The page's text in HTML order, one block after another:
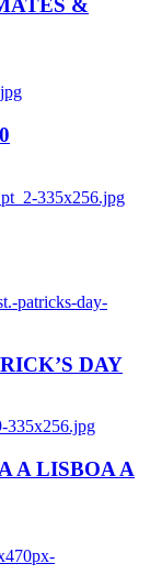
&
335x256.jpg
patricks-day-
DAY
335x256.jpg
A LISBOA A